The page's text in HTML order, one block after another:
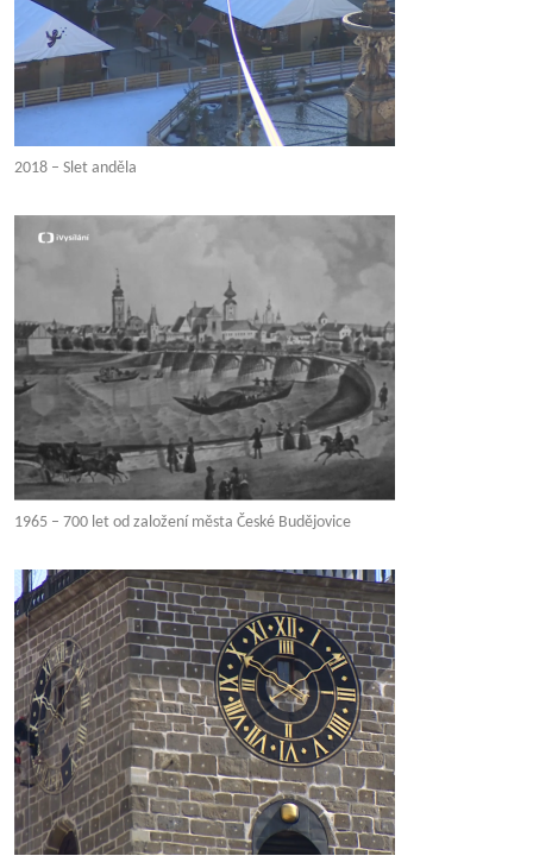
2018 – Slet anděla
1965 – 700 let od založení města České Budějovice